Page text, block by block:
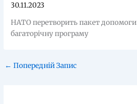
30.11.2023
НАТО перетворить пакет допомоги
багаторічну програму
← Попередній Запис